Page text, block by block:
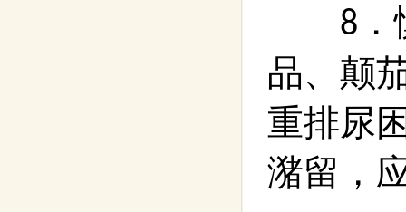
8
品、颠
重排尿
潴留，